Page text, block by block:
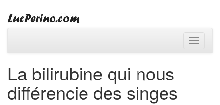
Toggle
La bilirubine qui nous
différencie des singes